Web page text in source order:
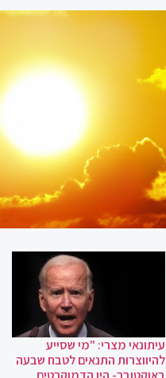
עיתונאי מצרי: "מי שסייע
להיווצרות התנאים לטבח שבעה